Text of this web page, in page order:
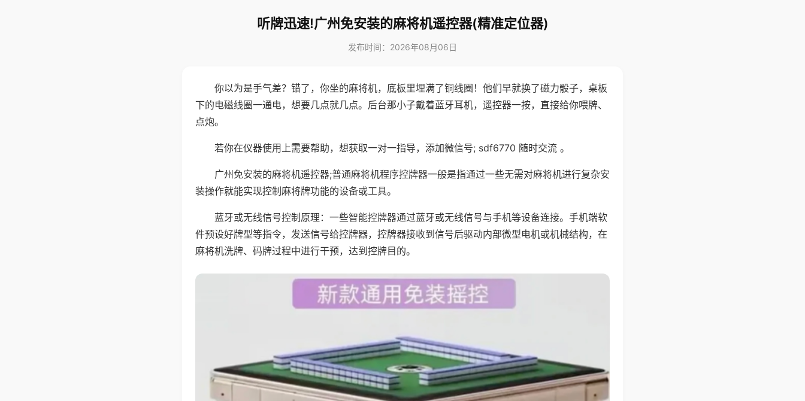
听牌迅速!广州免安装的麻将机遥控器(精准定位器)
发布时间：2026年08月06日
你以为是手气差？错了，你坐的麻将机，底板里埋满了铜线圈！他们早就换了磁力骰子，桌板
下的电磁线圈一通电，想要几点就几点。后台那小子戴着蓝牙耳机，遥控器一按，直接给你喂牌、
点炮。
若你在仪器使用上需要帮助，想获取一对一指导，添加微信号; sdf6770 随时交流 。
广州免安装的麻将机遥控器;普通麻将机程序控牌器一般是指通过一些无需对麻将机进行复杂安
装操作就能实现控制麻将牌功能的设备或工具。
蓝牙或无线信号控制原理：一些智能控牌器通过蓝牙或无线信号与手机等设备连接。手机端软
件预设好牌型等指令，发送信号给控牌器，控牌器接收到信号后驱动内部微型电机或机械结构，在
麻将机洗牌、码牌过程中进行干预，达到控牌目的。